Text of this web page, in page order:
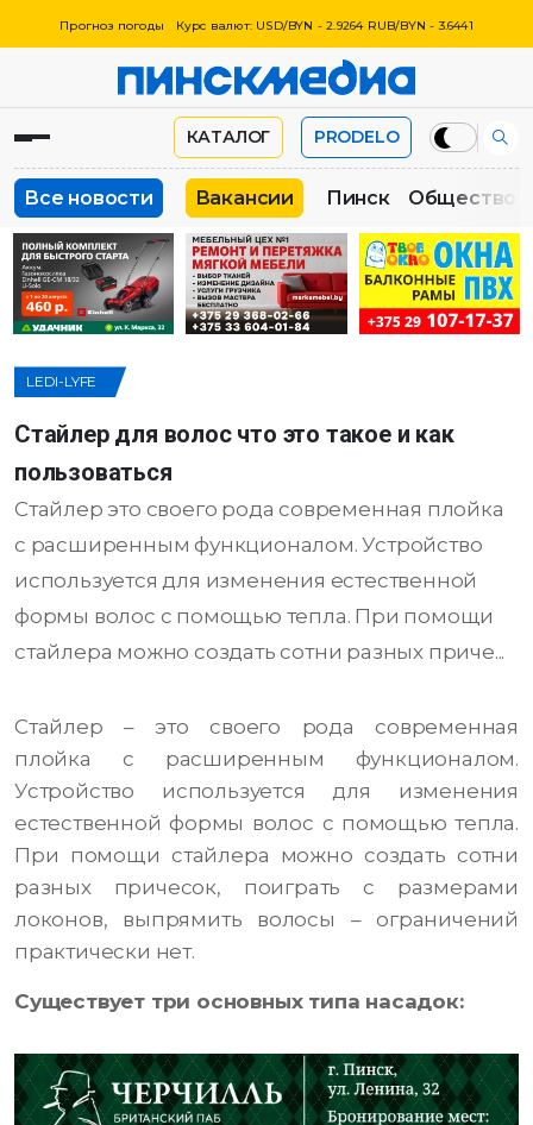
Прогноз погоды Курс валют: USD/BYN - 2.9264 RUB/BYN - 3.6441
КАТАЛОГ PRODELO
Все новости Вакансии Пинск Общество
LEDI-LYFE
Стайлер для волос что это такое и как
пользоваться
Стайлер это своего рода современная плойка
с расширенным функционалом. Устройство
используется для изменения естественной
формы волос с помощью тепла. При помощи
стайлера можно создать сотни разных приче...
Стайлер – это своего рода современная
плойка с расширенным функционалом.
Устройство используется для изменения
естественной формы волос с помощью тепла.
При помощи стайлера можно создать сотни
разных причесок, поиграть с размерами
локонов, выпрямить волосы – ограничений
практически нет.
Существует три основных типа насадок: